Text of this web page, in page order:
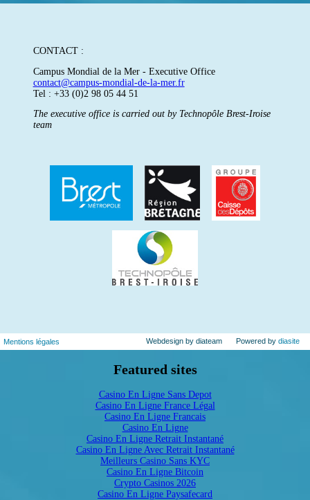
CONTACT :
Campus Mondial de la Mer - Executive Office
contact@campus-mondial-de-la-mer.fr
Tel : +33 (0)2 98 05 44 51
The executive office is carried out by Technopôle Brest-Iroise
team
Mentions légales Powered by diasite
Webdesign by diateam
Featured sites
Casino En Ligne Sans Depot
Casino En Ligne France Légal
Casino En Ligne Francais
Casino En Ligne
Casino En Ligne Retrait Instantané
Casino En Ligne Avec Retrait Instantané
Meilleurs Casino Sans KYC
Casino En Ligne Bitcoin
Crypto Casinos 2026
Casino En Ligne Paysafecard